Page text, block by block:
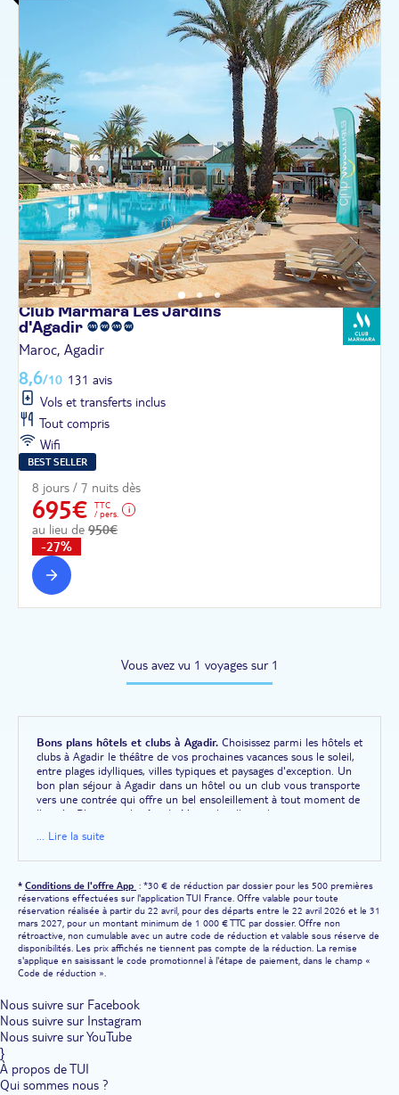
Club Marmara Les Jardins
d'Agadir
Maroc, Agadir
8,6/10 131 avis
Vols et transferts inclus
Tout compris
Wifi
BEST SELLER
8 jours / 7 nuits dès
695€
TTC
/ pers.
au lieu de 950€
-27%
Vous avez vu 1 voyages sur 1
Bons plans hôtels et clubs à Agadir. Choisissez parmi les hôtels et
clubs à Agadir le théâtre de vos prochaines vacances sous le soleil,
entre plages idylliques, villes typiques et paysages d'exception. Un
bon plan séjour à Agadir dans un hôtel ou un club vous transporte
vers une contrée qui offre un bel ensoleillement à tout moment de
l'année. Blottie sur la côte du Maroc, la ville est le premier port
? Une croisette bordée de palmiers et une plage longue de quelque
mettent en quatre pour vous faire plaisir. Chambres spacieuses
tout confort, piscines scintillantes, spas et infrastructures de
thalassothérapie... rien n'est laissé au hasard, pour vous faire jouir
d'une expérience inoubliable. L'espace de quelques heures, vous
vous lancez dans des expéditions à la découverte d'autres villes et
des paysages de rêve du Maroc.
d'Agadir.Boire un thé dans un village berbère, négocier vos achats
au souk, vous extasier devant des monuments imposants : votre
séjour à Agadir est émaillé de belles expériences. Au cours de vos
vacances dans les hôtels et clubs d'Agadir, immergez-vous dans la
Médina Polizzi, où vous pouvez déambuler dans les ruelles
sinueuses jusqu'au souk El Had. Vous appréciez de flâner entre les
... Lire la suite
* Conditions de l'offre App : *30 € de réduction par dossier pour les 500 premières
réservations effectuées sur l'application TUI France. Offre valable pour toute
réservation réalisée à partir du 22 avril, pour des départs entre le 22 avril 2026 et le 31
mars 2027, pour un montant minimum de 1 000 € TTC par dossier. Offre non
rétroactive, non cumulable avec un autre code de réduction et valable sous réserve de
disponibilités. Les prix affichés ne tiennent pas compte de la réduction. La remise
s'applique en saisissant le code promotionnel à l'étape de paiement, dans le champ «
Code de réduction ».
Nous suivre sur Facebook
Nous suivre sur Instagram
Nous suivre sur YouTube
}
À propos de TUI
Qui sommes nous ?